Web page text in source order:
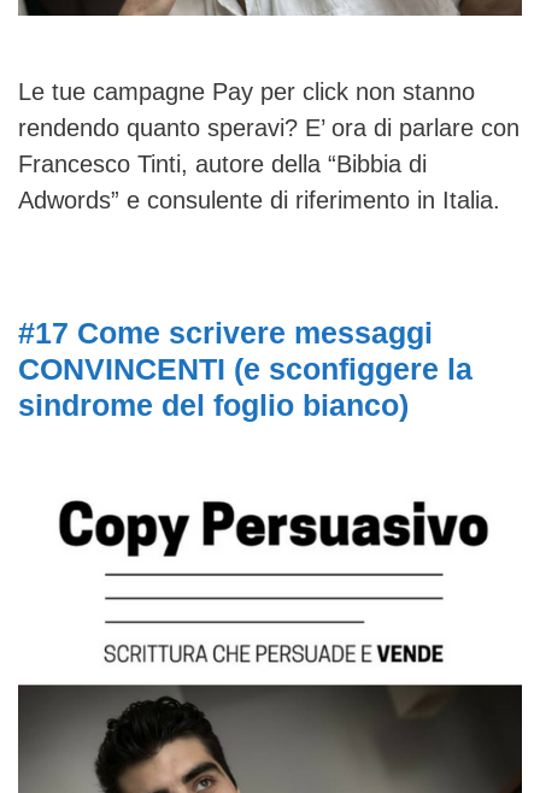
Le tue campagne Pay per click non stanno
rendendo quanto speravi? E’ ora di parlare con
Francesco Tinti, autore della “Bibbia di
Adwords” e consulente di riferimento in Italia.
#17 Come scrivere messaggi
CONVINCENTI (e sconfiggere la
sindrome del foglio bianco)